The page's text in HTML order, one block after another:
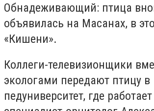
Обнадеживающий: птица
объявилась на Масанах, в
«Кишени».
Коллеги-телевизионщики
экологами передают птицу в
педуниверситет, где работает